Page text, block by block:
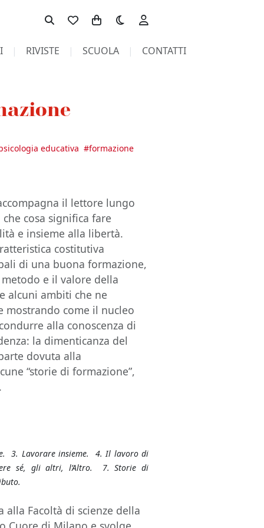
Toggle theme
RIVISTE SCUOLA CONTATTI
educativa #formazione
il lettore lungo
cosa significa fare
e insieme alla libertà.
costitutiva
di una buona formazione,
e il valore della
alcuni ambiti che ne
mostrando come il nucleo
alla conoscenza di
la dimenticanza del
dovuta alla
“storie di formazione”,
3. Lavorare insieme. 4. Il lavoro di
sé, gli altri, l’Altro. 7. Storie di
Facoltà di scienze della